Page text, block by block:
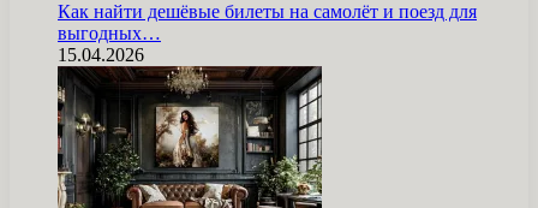
Как найти дешёвые билеты на самолёт и поезд для
выгодных…
15.04.2026